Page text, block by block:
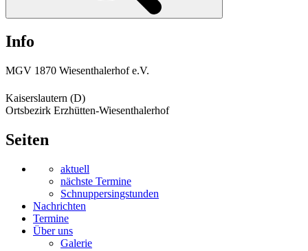
Info
MGV 1870 Wiesenthalerhof e.V.
Kaiserslautern (D)
Ortsbezirk Erzhütten-Wiesenthalerhof
Seiten
aktuell
nächste Termine
Schnuppersingstunden
Nachrichten
Termine
Über uns
Galerie